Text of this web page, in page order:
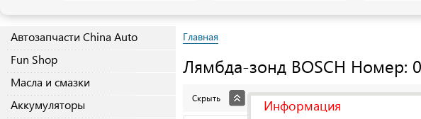
Автозапчасти China Auto
Fun Shop
Масла и смазки
Аккумуляторы
Главная
Лямбда-зонд BOSCH Номер:
Скрыть Информация